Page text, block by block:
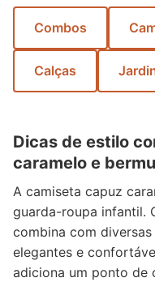
Combos
Calças
Dicas de estilo
caramelo e
A camiseta capuz
guarda-roupa infantil.
combina com
elegantes e
adiciona um ponto de